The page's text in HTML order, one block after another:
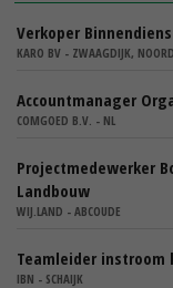
Verkoper
KARO BV - ZWAAGDIJK,
Accountmanager
COMGOED B.V. - NL
Projectmedewerker
Landbouw
WIJ.LAND - ABCOUDE
Teamleider instroom
IBN - SCHAIJK